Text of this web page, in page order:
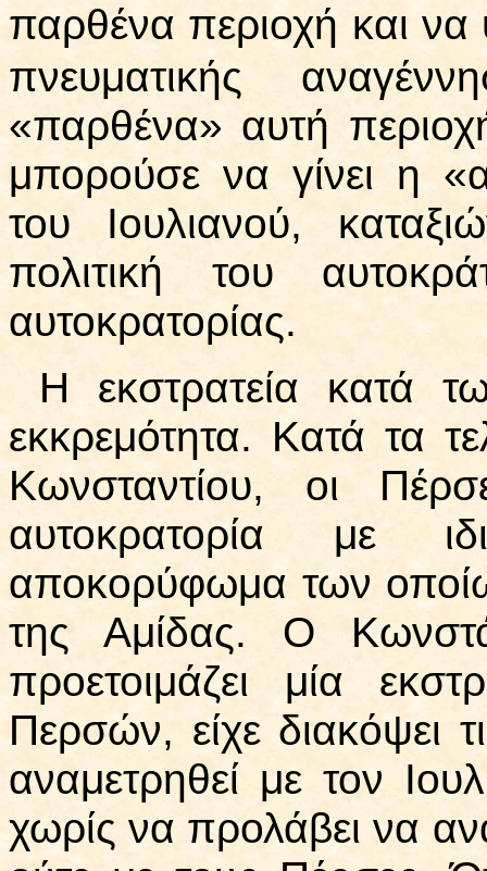
παρθένα περιοχή και να
πνευματικής
«παρθένα» αυτή
μπορούσε να γίνει η
του Ιουλιανού,
πολιτική του
αυτοκρατορίας.
Η εκστρατεία κατά
εκκρεμότητα. Κατά τα
Κωνσταντίου, οι
αυτοκρατορία με
αποκορύφωμα των
της Αμίδας. Ο
προετοιμάζει μία
Περσών, είχε διακόψει
αναμετρηθεί με τον
χωρίς να προλάβει να